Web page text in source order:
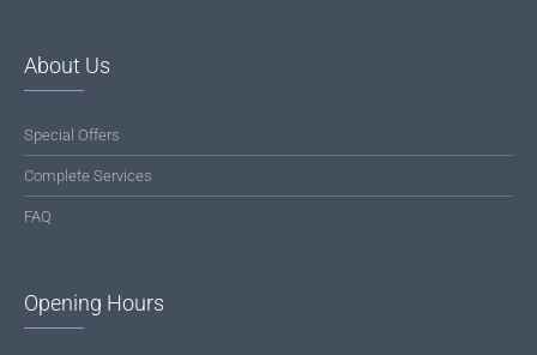
About Us
Special Offers
Complete Services
FAQ
Opening Hours